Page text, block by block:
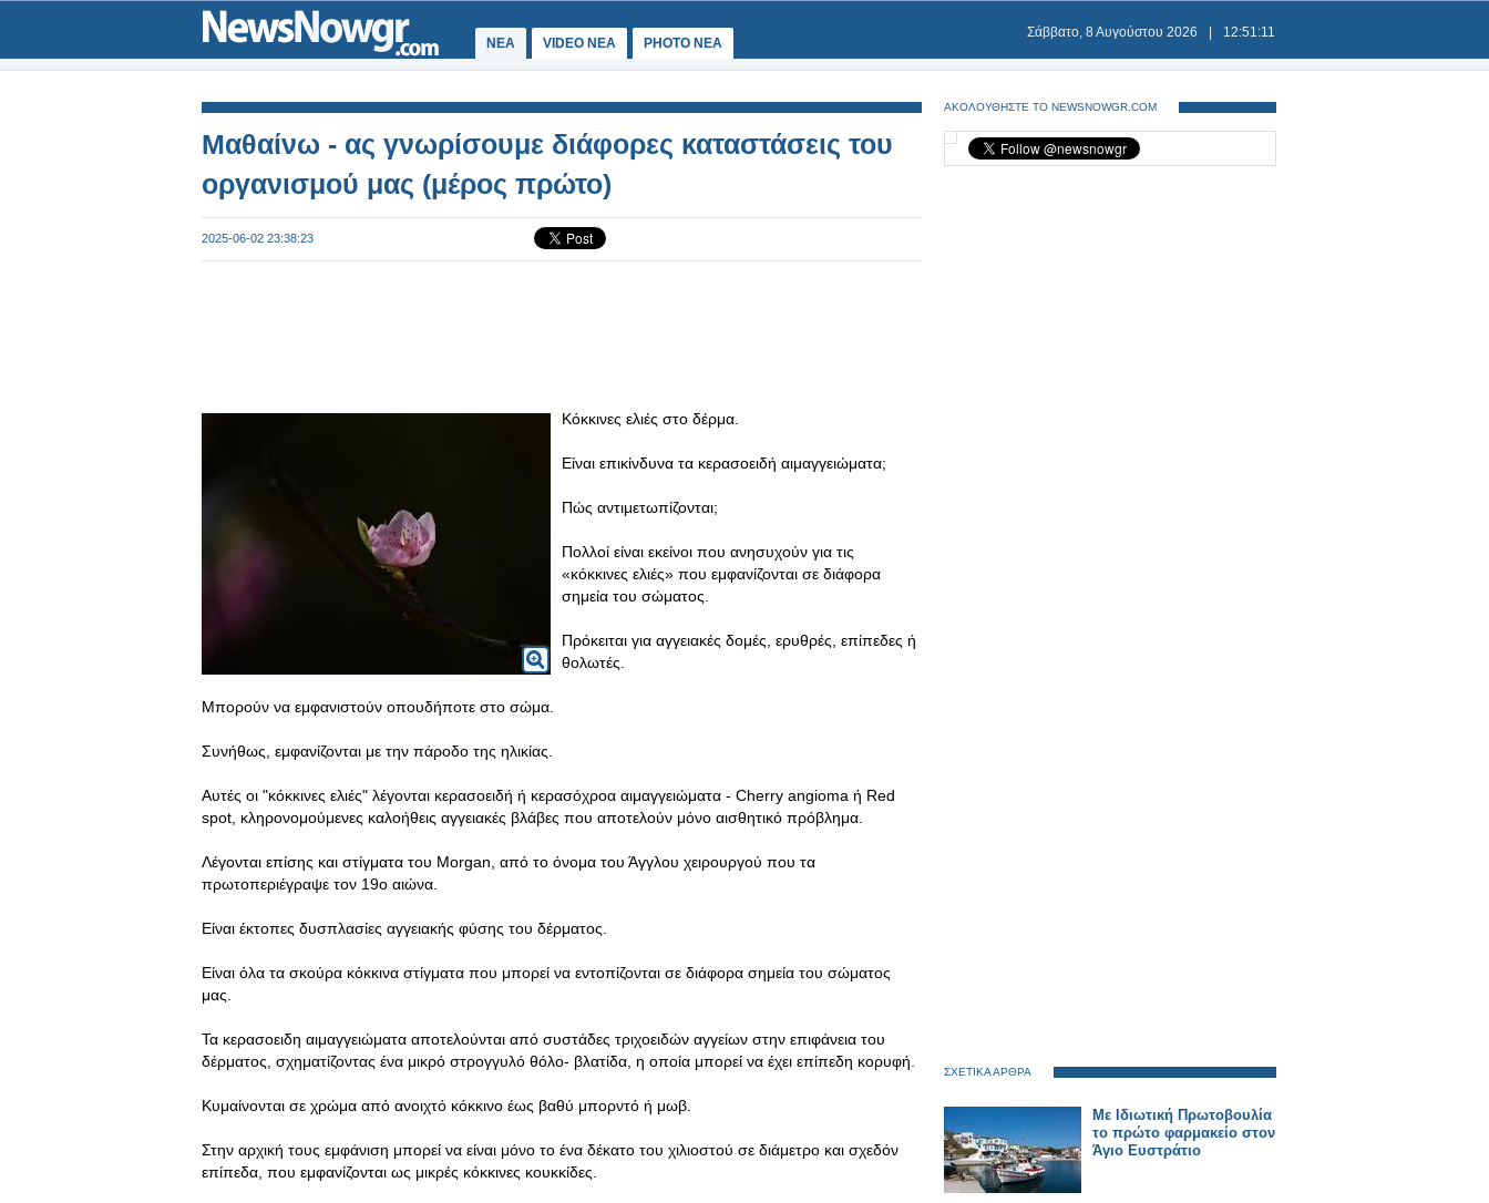
ΝΕΑ VIDEO NEA PHOTO NEA
Σάββατο, 8 Αυγούστου 2026 12:51:12
Μαθαίνω - ας γνωρίσουμε διάφορες καταστάσεις του
οργανισμού μας (μέρος πρώτο)
2025-06-02 23:38:23
Κόκκινες ελιές στο δέρμα.
Είναι επικίνδυνα τα κερασοειδή αιμαγγειώματα;
Πώς αντιμετωπίζονται;
Πολλοί είναι εκείνοι που ανησυχούν για τις
«κόκκινες ελιές» που εμφανίζονται σε διάφορα
σημεία του σώματος.
Πρόκειται για αγγειακές δομές, ερυθρές, επίπεδες ή
θολωτές.
Μπορούν να εμφανιστούν οπουδήποτε στο σώμα.
Συνήθως, εμφανίζονται με την πάροδο της ηλικίας.
Αυτές οι "κόκκινες ελιές" λέγονται κερασοειδή ή κερασόχροα αιμαγγειώματα - Cherry angioma ή Red
spot, κληρονομούμενες καλοήθεις αγγειακές βλάβες που αποτελούν μόνο αισθητικό πρόβλημα.
Λέγονται επίσης και στίγματα του Morgan, από το όνομα του Άγγλου χειρουργού που τα
πρωτοπεριέγραψε τον 19ο αιώνα.
Είναι έκτοπες δυσπλασίες αγγειακής φύσης του δέρματος.
Είναι όλα τα σκούρα κόκκινα στίγματα που μπορεί να εντοπίζονται σε διάφορα σημεία του σώματος
μας.
Τα κερασοειδη αιμαγγειώματα αποτελούνται από συστάδες τριχοειδών αγγείων στην επιφάνεια του
δέρματος, σχηματίζοντας ένα μικρό στρογγυλό θόλο- βλατίδα, η οποία μπορεί να έχει επίπεδη κορυφή.
Κυμαίνονται σε χρώμα από ανοιχτό κόκκινο έως βαθύ μπορντό ή μωβ.
Στην αρχική τους εμφάνιση μπορεί να είναι μόνο το ένα δέκατο του χιλιοστού σε διάμετρο και σχεδόν
επίπεδα, που εμφανίζονται ως μικρές κόκκινες κουκκίδες.
ΑΚΟΛΟΥΘΗΣΤΕ ΤΟ NEWSNOWGR.COM
ΣΧΕΤΙΚΑ ΑΡΘΡΑ
Με Ιδιωτική Πρωτοβουλία
το πρώτο φαρμακείο στον
Άγιο Ευστράτιο